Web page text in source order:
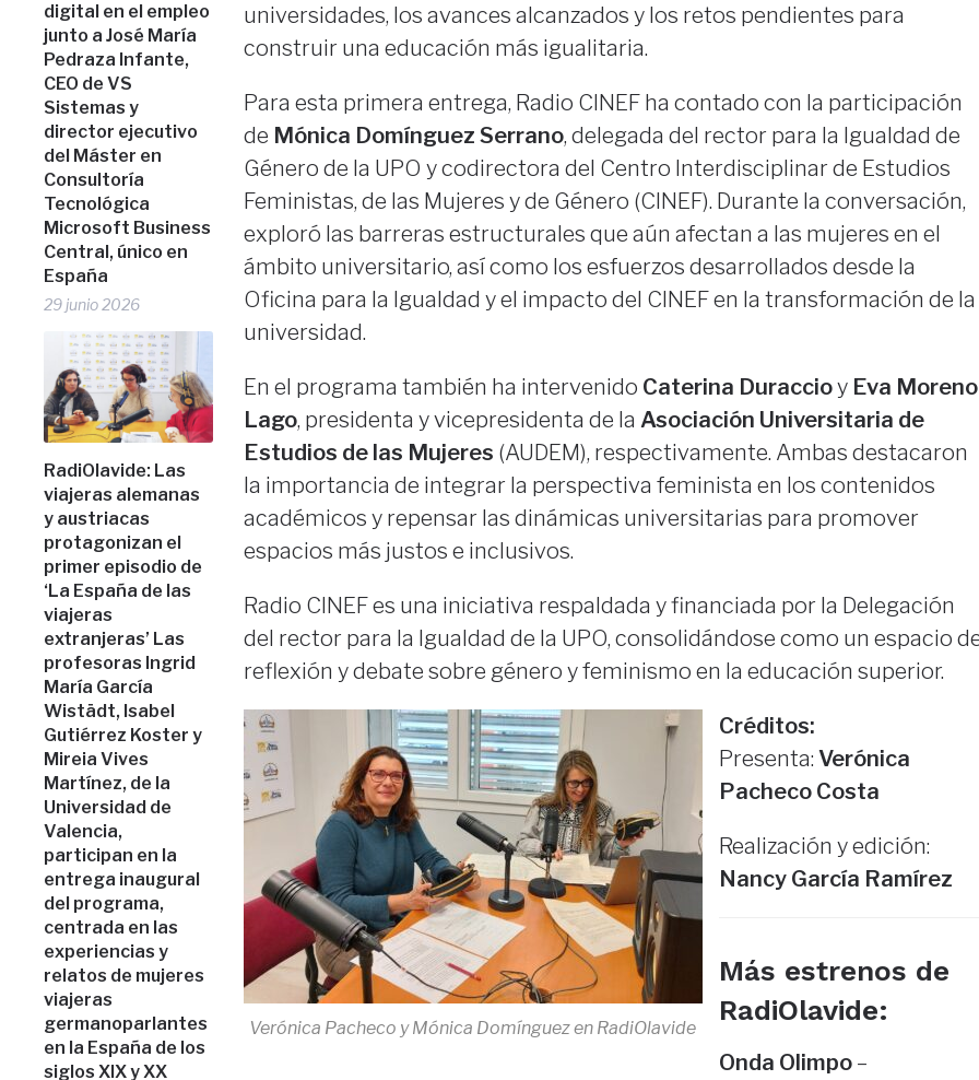
digital en el empleo
junto a José María
Pedraza Infante,
CEO de VS
Sistemas y
director ejecutivo
del Máster en
Consultoría
Tecnológica
Microsoft Business
Central, único en
España
29 junio 2026
RadiOlavide: Las
viajeras alemanas
y austriacas
protagonizan el
primer episodio de
‘La España de las
viajeras
extranjeras’ Las
profesoras Ingrid
María García
Wistädt, Isabel
Gutiérrez Koster y
Mireia Vives
Martínez, de la
Universidad de
Valencia,
participan en la
entrega inaugural
del programa,
centrada en las
experiencias y
relatos de mujeres
viajeras
germanoparlantes
en la España de los
siglos XIX y XX
universidades, los avances alcanzados y los retos pendientes para
construir una educación más igualitaria.
Para esta primera entrega, Radio CINEF ha contado con la participación
de Mónica Domínguez Serrano, delegada del rector para la Igualdad de
Género de la UPO y codirectora del Centro Interdisciplinar de Estudios
Feministas, de las Mujeres y de Género (CINEF). Durante la conversación,
exploró las barreras estructurales que aún afectan a las mujeres en el
ámbito universitario, así como los esfuerzos desarrollados desde la
Oficina para la Igualdad y el impacto del CINEF en la transformación de la
universidad.
En el programa también ha intervenido Caterina Duraccioy Eva Moreno
Lago, presidenta y vicepresidenta de la Asociación Universitaria de
Estudios de las Mujeres (AUDEM), respectivamente. Ambas destacaron
la importancia de integrar la perspectiva feminista en los contenidos
académicos y repensar las dinámicas universitarias para promover
espacios más justos e inclusivos.
Radio CINEF es una iniciativa respaldada y financiada por la Delegación
del rector para la Igualdad de la UPO, consolidándose como un espacio
reflexión y debate sobre género y feminismo en la educación superior.
Verónica Pacheco y Mónica Domínguez en RadiOlavide
Créditos:
Presenta: Verónica
Pacheco Costa
Realización y edición:
Nancy García Ramírez
Más estrenos de
RadiOlavide:
Onda Olimpo–